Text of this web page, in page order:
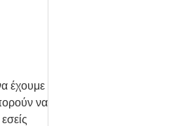
έχουμε
να